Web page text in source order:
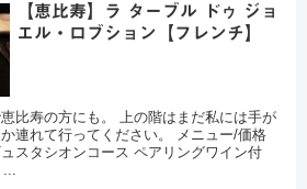
【恵比寿】ラ ターブル ドゥ ジョ
エル・ロブション【フレンチ】
比寿の方にも。 上の階はまだ私には手が
連れて行ってください。 メニュー/価格
スタシオンコース ペアリングワイン付